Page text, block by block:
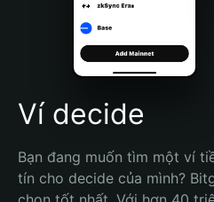
Português (Brasil)
Español (Argentina)
Ví decide
Bạn đang muốn tìm một ví
tín cho decide của mình?